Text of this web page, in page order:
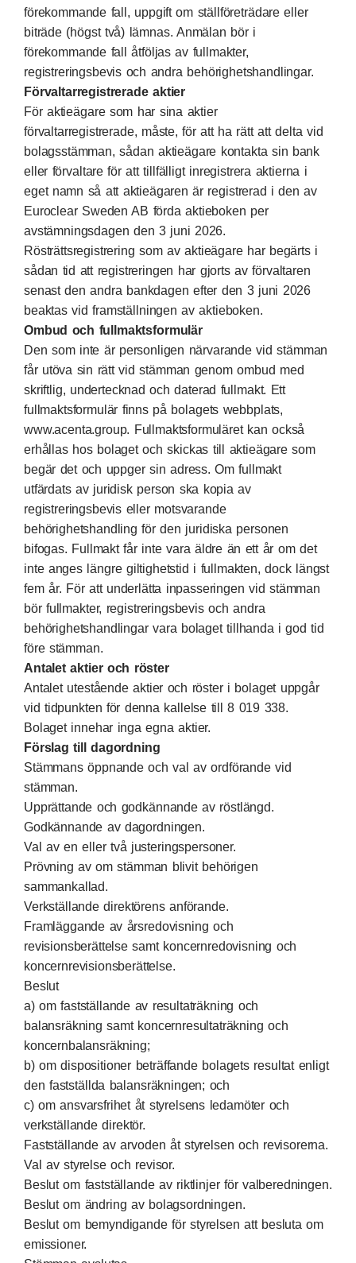
förekommande fall, uppgift om ställföreträdare eller
biträde (högst två) lämnas. Anmälan bör i
förekommande fall åtföljas av fullmakter,
registreringsbevis och andra behörighetshandlingar.
Förvaltarregistrerade aktier
För aktieägare som har sina aktier
förvaltarregistrerade, måste, för att ha rätt att delta vid
bolagsstämman, sådan aktieägare kontakta sin bank
eller förvaltare för att tillfälligt inregistrera aktierna i
eget namn så att aktieägaren är registrerad i den av
Euroclear Sweden AB förda aktieboken per
avstämningsdagen den 3 juni 2026.
Rösträttsregistrering som av aktieägare har begärts i
sådan tid att registreringen har gjorts av förvaltaren
senast den andra bankdagen efter den 3 juni 2026
beaktas vid framställningen av aktieboken.
Ombud och fullmaktsformulär
Den som inte är personligen närvarande vid stämman
får utöva sin rätt vid stämman genom ombud med
skriftlig, undertecknad och daterad fullmakt. Ett
fullmaktsformulär finns på bolagets webbplats,
www.acenta.group. Fullmaktsformuläret kan också
erhållas hos bolaget och skickas till aktieägare som
begär det och uppger sin adress. Om fullmakt
utfärdats av juridisk person ska kopia av
registreringsbevis eller motsvarande
behörighetshandling för den juridiska personen
bifogas. Fullmakt får inte vara äldre än ett år om det
inte anges längre giltighetstid i fullmakten, dock längst
fem år. För att underlätta inpasseringen vid stämman
bör fullmakter, registreringsbevis och andra
behörighetshandlingar vara bolaget tillhanda i god tid
före stämman.
Antalet aktier och röster
Antalet utestående aktier och röster i bolaget uppgår
vid tidpunkten för denna kallelse till 8 019 338.
Bolaget innehar inga egna aktier.
Förslag till dagordning
Stämmans öppnande och val av ordförande vid
stämman.
Upprättande och godkännande av röstlängd.
Godkännande av dagordningen.
Val av en eller två justeringspersoner.
Prövning av om stämman blivit behörigen
sammankallad.
Verkställande direktörens anförande.
Framläggande av årsredovisning och
revisionsberättelse samt koncernredovisning och
koncernrevisionsberättelse.
Beslut
a) om fastställande av resultaträkning och
balansräkning samt koncernresultaträkning och
koncernbalansräkning;
b) om dispositioner beträffande bolagets resultat enligt
den fastställda balansräkningen; och
c) om ansvarsfrihet åt styrelsens ledamöter och
verkställande direktör.
Fastställande av arvoden åt styrelsen och revisorerna.
Val av styrelse och revisor.
Beslut om fastställande av riktlinjer för valberedningen.
Beslut om ändring av bolagsordningen.
Beslut om bemyndigande för styrelsen att besluta om
emissioner.